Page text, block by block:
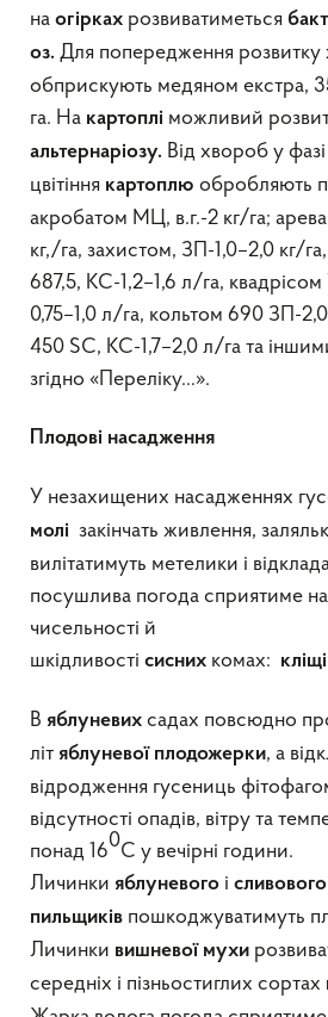
на огірках розвиватиметься
оз. Для попередження розвитку
обприскують медяном екстра,
га. На картоплі можливий
альтернаріозу. Від хвороб у фазі
цвітіння картоплю обробляють
акробатом МЦ, в.г.-2 кг/га;
кг,/га, захистом, ЗП-1,0–2,0 кг/га,
687,5, КС-1,2–1,6 л/га,
0,75–1,0 л/га, кольтом 690 ЗП-
450 SC, КС-1,7–2,0 л/га та
згідно «Переліку…».
Плодові насадження
У незахищених насадженнях
молі закінчать живлення,
вилітатимуть метелики і
посушлива погода сприятиме
чисельності й
шкідливості сисних комах:
В яблуневих садах повсюдно
літ яблуневої плодожерки, а
відродження гусениць
відсутності опадів, вітру та
понад 160С у вечірні години.
Личинки яблуневого і сливового
пильщиків пошкоджуватимуть
Личинки вишневої мухи
середніх і пізньостиглих сортах